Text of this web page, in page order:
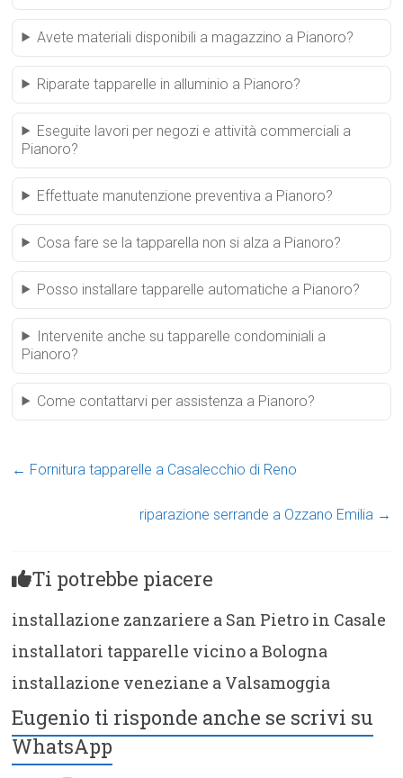
Avete materiali disponibili a magazzino a Pianoro?
Riparate tapparelle in alluminio a Pianoro?
Eseguite lavori per negozi e attività commerciali a
Pianoro?
Effettuate manutenzione preventiva a Pianoro?
Cosa fare se la tapparella non si alza a Pianoro?
Posso installare tapparelle automatiche a Pianoro?
Intervenite anche su tapparelle condominiali a
Pianoro?
Come contattarvi per assistenza a Pianoro?
← Fornitura tapparelle a Casalecchio di Reno
riparazione serrande a Ozzano Emilia →
Ti potrebbe piacere
installazione zanzariere a San Pietro in Casale
installatori tapparelle vicino a Bologna
installazione veneziane a Valsamoggia
Eugenio ti risponde anche se scrivi su
WhatsApp